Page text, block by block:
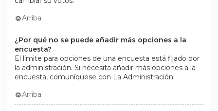
Arriba
¿Por qué no se puede añadir más opciones a la
encuesta?
El límite para opciones de una encuesta está fijado por
la administración. Si necesita añadir más opciones a la
encuesta, comuníquese con La Administración.
Arriba